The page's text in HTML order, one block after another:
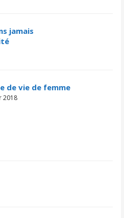
jamais
de vie de femme
2018